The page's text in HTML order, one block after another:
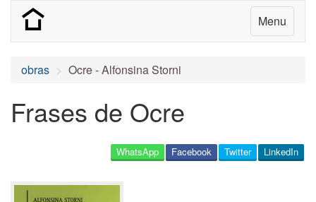
Menu
obras Ocre - Alfonsina Storni
Frases de Ocre
LinkedIn
Twitter
Facebook
WhatsApp